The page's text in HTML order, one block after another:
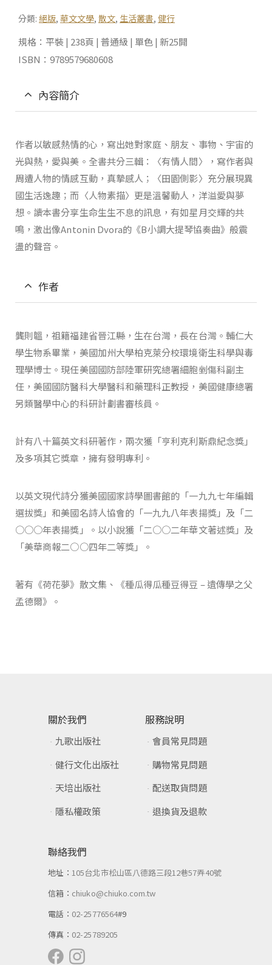
分類: 絕版, 華文文學, 散文, 生活叢書, 健行
規格：平裝 | 238頁 | 普通級 | 單色 | 新25開
ISBN：9789579680608
內容簡介
作者以敏感熱情的心，寫出她對家庭、朋友、事物、宇宙的
光與熱，愛與美。全書共分三輯：〈有情人間〉，寫作者與
周遭人物的情感互動，真摯感人；〈田園側影〉充分展現異
國生活逸趣；而〈人物素描〉更是溫馨動人，洋溢愛與夢
想。讀本書分享生命生生不息的訊息，有如星月交輝的共
鳴，激出像Antonin Dvora的《B小調大提琴協奏曲》般震
盪的聲音。
作者
龔則韞，祖籍福建省晉江縣，生在台灣，長在台灣。輔仁大
學生物系畢業，美國加州大學柏克萊分校環境衛生科學與毒
理學博士。現任美國國防部陸軍研究總署細胞剉傷科副主
任，美國國防醫科大學醫科和藥理科正教授，美國健康總署
另類醫學中心的科研計劃書審核員。
計有八十篇英文科研著作，兩次獲「亨利克利斯鼎紀念獎」
及多項其它獎章，擁有發明專利。
以英文現代詩分獲美國國家詩學圖書館的「一九九七年編輯
選拔獎」和美國名詩人協會的「一九九八年表揚獎」及「二
○○○年表揚獎」。以小說獲「二○○二年華文著述獎」及
「美華商報二○○四年二等獎」。
著有《荷花夢》散文集、《種瓜得瓜種豆得豆 – 遺傳學之父
孟德爾》。
關於我們
九歌出版社
健行文化出版社
天培出版社
隱私權政策
服務說明
會員常見問題
購物常見問題
配送取貨問題
退換貨及退款
聯絡我們
地址：105台北市松山區八德路三段12巷57弄40號
信箱： chiuko@chiuko.com.tw
電話： 02-25776564#9
傳真： 02-25789205